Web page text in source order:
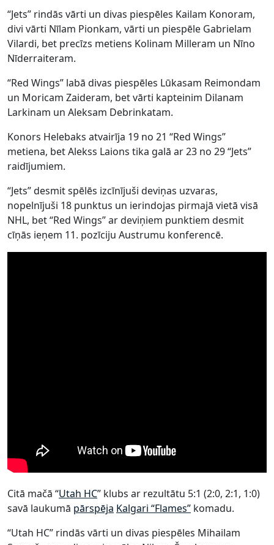
“Jets” rindās vārti un divas piespēles Kailam Konoram,
divi vārti Nīlam Pionkam, vārti un piespēle Gabrielam
Vilardi, bet precīzs metiens Kolinam Milleram un Nīno
Nīderraiteram.
“Red Wings” labā divas piespēles Lūkasam Reimondam
un Moricam Zaideram, bet vārti kapteinim Dilanam
Larkinam un Aleksam Debrinkatam.
Konors Helebaks atvairīja 19 no 21 “Red Wings”
metiena, bet Alekss Laions tika galā ar 23 no 29 “Jets”
raidījumiem.
“Jets” desmit spēlēs izcīnījuši deviņas uzvaras,
nopelnījuši 18 punktus un ierindojas pirmajā vietā visā
NHL, bet “Red Wings” ar deviņiem punktiem desmit
cīņās ieņem 11. pozīciju Austrumu konferencē.
Citā mačā “Utah HC” klubs ar rezultātu 5:1 (2:0, 2:1, 1:0)
savā laukumā pārspēja Kalgari “Flames” komadu.
“Utah HC” rindās vārti un divas piespēles Mihailam